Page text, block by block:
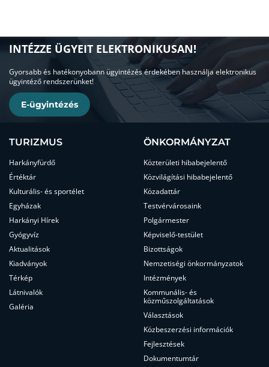
INTÉZZE ÜGYEIT ELEKTRONIKUSAN!
Gyorsabb és hatékonyobann ügyintézés érdekében használja elektronikus
ügyintéző rendszerünket!
E-ügyintézés
TURIZMUS
Harkányfürdő
Értéktár
Kulturális- és sportélet
Egyházak
Harkányi Hírek
Gyógyvíz
Aktualitások
Kiadványok
Térkép
Látnivalók
Galéria
ÖNKORMÁNYZAT
Közterületi hibabejelentő
Közvilágítási hibabejelentő
Közadattár
Testvérvárosaink
Polgármester
Képviselő-testület
Bizottságok
Nemzetiségi önkormányzatok
Intézmények
Kommunális- és
közműszolgáltatások
Választások
Közbeszerzési információk
Fejlesztések
Dokumentumtár